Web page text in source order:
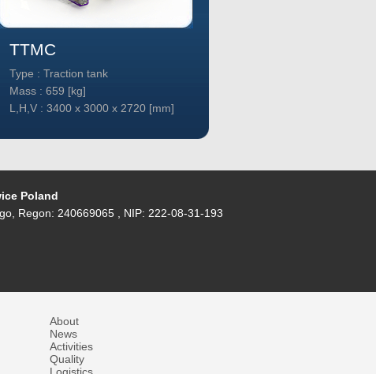
TTMC
Type : Traction tank
Mass : 659 [kg]
L,H,V : 3400 x 3000 x 2720 [mm]
Poland
Regon: 240669065 , NIP: 222-08-31-193
About
News
Activities
Quality